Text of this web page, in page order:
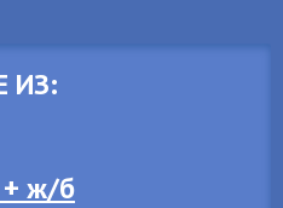
ИЗ:
+ ж/б